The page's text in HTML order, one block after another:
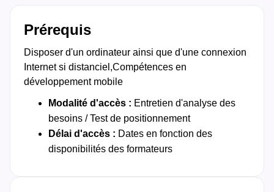
Prérequis
Disposer d'un ordinateur ainsi que d'une connexion
Internet si distanciel,Compétences en
développement mobile
Modalité d'accès : Entretien d'analyse des
besoins / Test de positionnement
Délai d'accès : Dates en fonction des
disponibilités des formateurs